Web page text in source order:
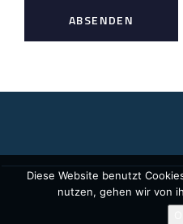
Diese Website benutzt
nutzen, gehen wir von